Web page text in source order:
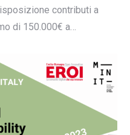
contributi a
di 150.000€ a…